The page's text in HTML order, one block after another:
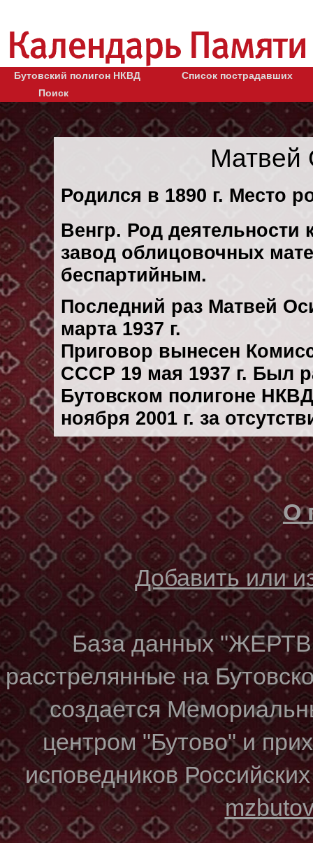
Бутовский полигон НКВД
Список пострадавших
Поиск
Матвей
Родился в 1890 г. Место
Венгр. Род деятельности
завод облицовочных
беспартийным.
Последний раз Матвей
марта 1937 г.
Приговор вынесен
СССР 19 мая 1937 г. Был
Бутовском полигоне
ноября 2001 г. за
О
Добавить или
База данных
расстрелянные на
создается
центром "Бутово" и
исповедников